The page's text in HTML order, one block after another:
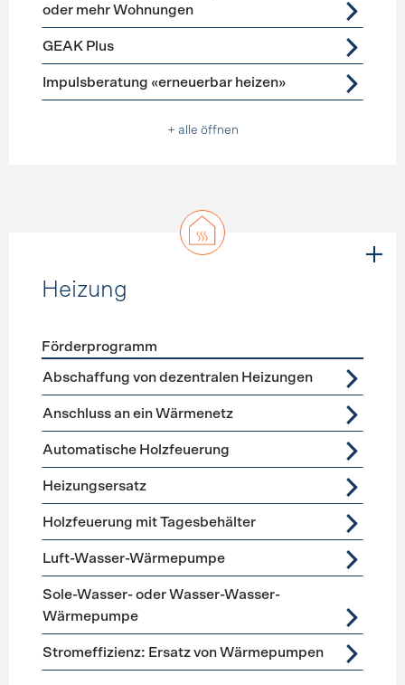
oder mehr Wohnungen
GEAK Plus
Impulsberatung «erneuerbar heizen»
+ alle öffnen
Heizung
Förderprogramme Heizung
Förderprogramm
Abschaffung von dezentralen Heizungen
Anschluss an ein Wärmenetz
Automatische Holzfeuerung
Heizungsersatz
Holzfeuerung mit Tagesbehälter
Luft-Wasser-Wärmepumpe
Sole-Wasser- oder Wasser-Wasser-
Wärmepumpe
Stromeffizienz: Ersatz von Wärmepumpen